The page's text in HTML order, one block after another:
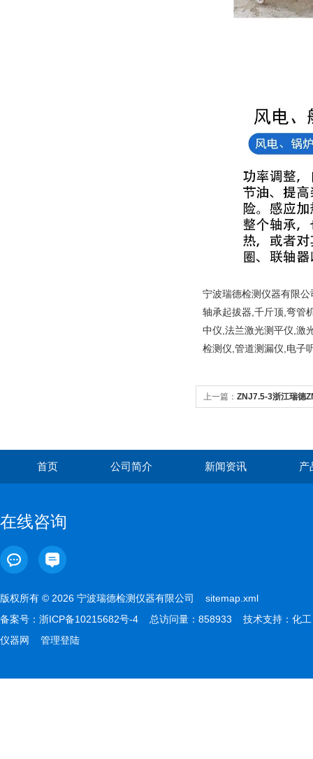
宁波瑞德检测仪器有限
轴承起拔器,千斤顶,弯管
中仪,法兰激光测平仪,激
检测仪,管道测漏仪,电子
上一篇： ZNJ7.5-3浙江瑞德
首页 公司简介 新闻资讯 产
在线咨询
版权所有 © 2026 宁波瑞德检测仪器有限公司 sitemap.xml
备案号： 浙ICP备10215682号-4 总访问量：858933 技术支持： 化工
仪器网
管理登陆